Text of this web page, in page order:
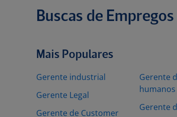
Buscas de
Mais Populares
Gerente industrial
Gerente Legal
Gerente de Customer
Gerente
humanos
Gerente